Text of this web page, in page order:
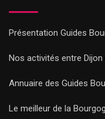
Présentation Guides
Nos activités entre
Annuaire des Guides
Le meilleur de la